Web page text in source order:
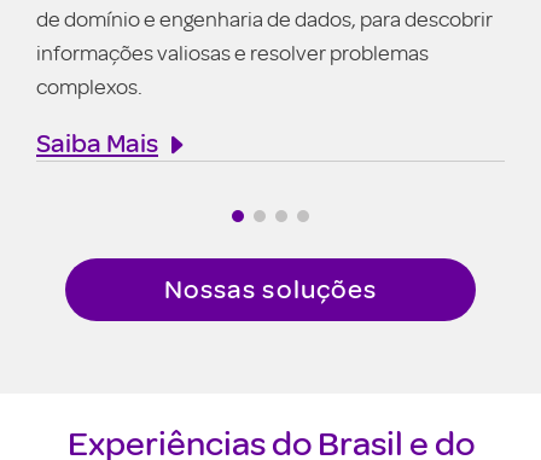
de domínio e engenharia de dados, para descobrir
informações valiosas e resolver problemas
complexos.
Saiba Mais
Nossas soluções
Experiências do Brasil e do